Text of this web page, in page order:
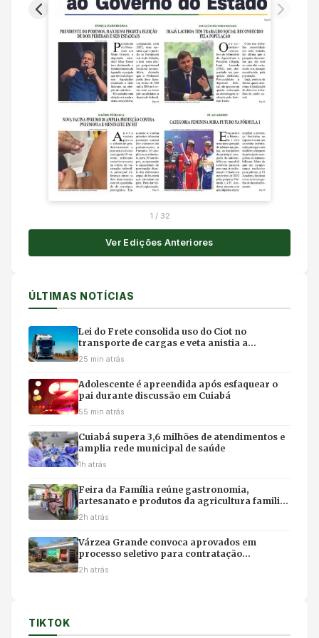
1 / 32
Ver Edições Anteriores
ÚLTIMAS NOTÍCIAS
Lei do Frete consolida uso do Ciot no
transporte de cargas e veta anistia a
manifestantes em rodovias
25 min atrás
Adolescente é apreendida após esfaquear o
pai durante discussão em Cuiabá
55 min atrás
Cuiabá supera 3,6 milhões de atendimentos e
amplia rede municipal de saúde
1h atrás
Feira da Família reúne gastronomia,
artesanato e produtos da agricultura familiar
em Várzea Grande
2h atrás
Várzea Grande convoca aprovados em
processo seletivo para contratação
temporária na Educação
2h atrás
TIKTOK